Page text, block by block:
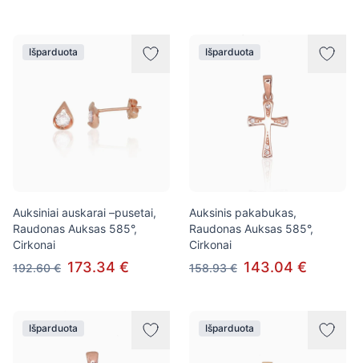
Išparduota
Auksiniai auskarai –pusetai,
Raudonas Auksas 585°,
Cirkonai
192.60 € 173.34 €
Išparduota
Auksinis pakabukas,
Raudonas Auksas 585°,
Cirkonai
158.93 € 143.04 €
Išparduota Išparduota